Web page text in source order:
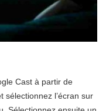
Cast à partir de
sélectionnez l’écran sur